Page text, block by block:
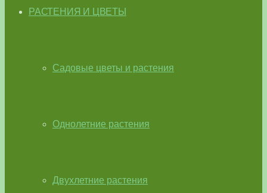
РАСТЕНИЯ И ЦВЕТЫ
Садовые цветы и растения
Однолетние растения
Двухлетние растения